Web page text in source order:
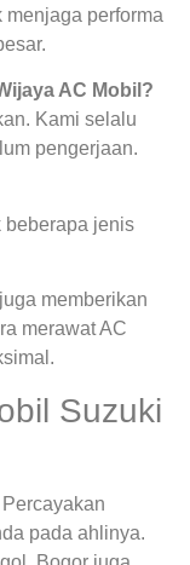
performa
AC Mobil?
Kami selalu
pengerjaan.
beberapa jenis
memberikan
merawat AC
Suzuki
pada ahlinya.